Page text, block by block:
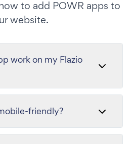
to add POWR apps to
website.
work on my Flazio
friendly?